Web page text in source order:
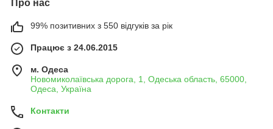
Про нас
99% позитивних з 550 відгуків за рік
Працює з 24.06.2015
м. Одеса
Новомиколаївська дорога, 1, Одеська область, 65000,
Одеса, Україна
Контакти